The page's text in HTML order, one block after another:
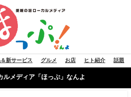
新サービス グルメ お店 ヒト紹介 話題
ルメディア「ほっぷ」なんよ